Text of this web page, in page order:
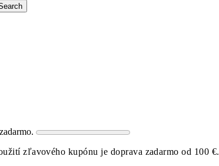
zľavového kupónu je doprava zadarmo od 100 €.